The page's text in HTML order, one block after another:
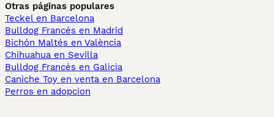
Otras páginas populares
Teckel en Barcelona
Bulldog Francés en Madrid
Bichón Maltés en València
Chihuahua en Sevilla
Bulldog Francés en Galicia
Caniche Toy en venta en Barcelona
Perros en adopcion